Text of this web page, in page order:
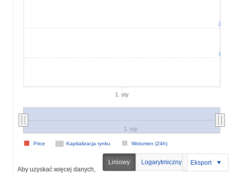
1. sty
Kapitalizacja rynku Wolumen (24h)
Price
1. sty
1
2
Aby uzyskać więcej danych,
Liniowy Logarytmiczny Eksport